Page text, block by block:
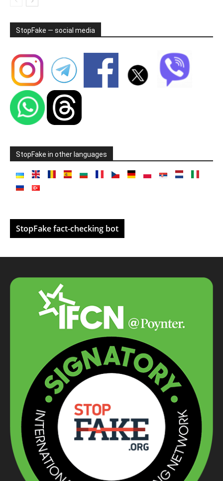
StopFake — social media
StopFake in other languages
StopFake fact-checking bot